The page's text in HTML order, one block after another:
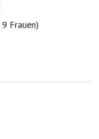
9 Frauen)